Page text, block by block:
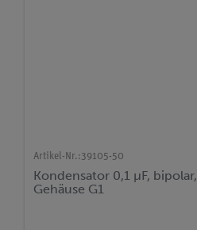
Artikel-Nr.:39105-50
Kondensator 0,1 µF, bipolar,
Gehäuse G1